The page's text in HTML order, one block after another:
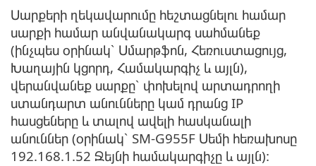
Սարքերի ղեկավարումը հեշտացնելու համար
սարքի համար անվանակարգ սահմանեք
(ինչպես օրինակ՝ Սմարթֆոն, Հեռուստացույց,
Խաղային կցորդ, Համակարգիչ և այլն),
վերանվանեք սարքը՝ փոխելով արտադրողի
ստանդարտ անունները կամ դրանց IP
հասցեները և տալով ավելի հասկանալի
անուններ (օրինակ՝ SM-G955F Սեմի հեռախոսը
192.168.1.52 Ջեյնի համակարգիչը և այլն):